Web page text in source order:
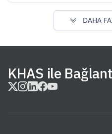
DAHA
KHAS ile